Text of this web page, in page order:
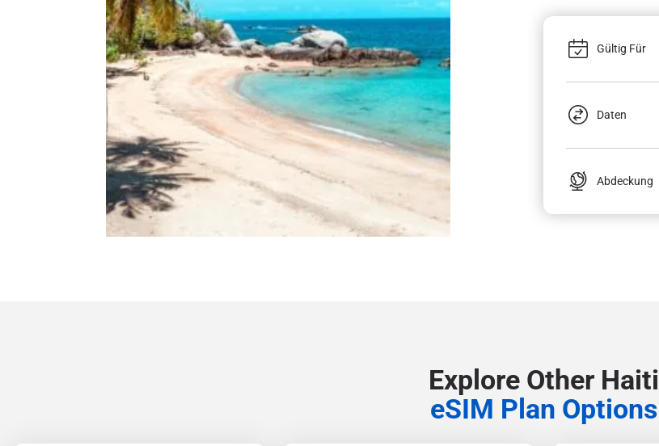
Gültig Für
Daten
Abdeckung
Explore Other Haiti
eSIM Plan Options